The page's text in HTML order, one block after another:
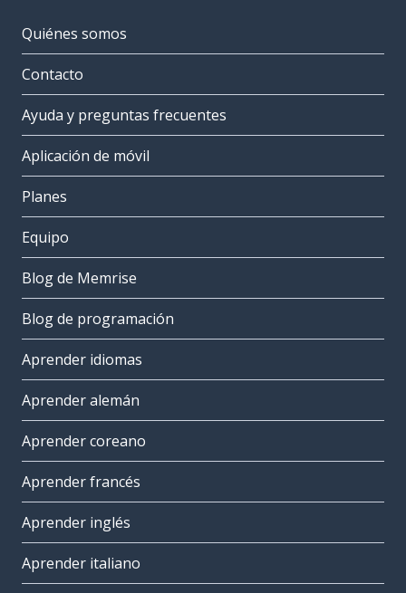
Quiénes somos
Contacto
Ayuda y preguntas frecuentes
Aplicación de móvil
Planes
Equipo
Blog de Memrise
Blog de programación
Aprender idiomas
Aprender alemán
Aprender coreano
Aprender francés
Aprender inglés
Aprender italiano